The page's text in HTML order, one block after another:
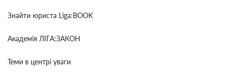
Знайти юриста Liga:BOOK
Академія ЛІГА:ЗАКОН
Теми в центрі уваги